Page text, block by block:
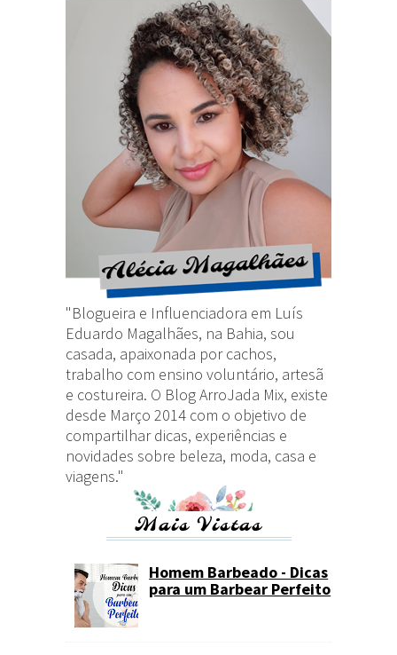
"Blogueira e Influenciadora em Luís
Eduardo Magalhães, na Bahia, sou
casada, apaixonada por cachos,
trabalho com ensino voluntário, artesã
e costureira. O Blog ArroJada Mix, existe
desde Março 2014 com o objetivo de
compartilhar dicas, experiências e
novidades sobre beleza, moda, casa e
viagens."
Mais Vistas
Homem Barbeado - Dicas
para um Barbear Perfeito